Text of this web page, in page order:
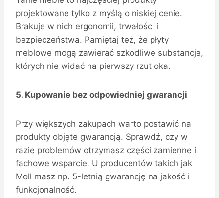
projektowane tylko z myślą o niskiej cenie.
Brakuje w nich ergonomii, trwałości i
bezpieczeństwa. Pamiętaj też, że płyty
meblowe mogą zawierać szkodliwe substancje,
których nie widać na pierwszy rzut oka.
5. Kupowanie bez odpowiedniej gwarancji
Przy większych zakupach warto postawić na
produkty objęte gwarancją. Sprawdź, czy w
razie problemów otrzymasz części zamienne i
fachowe wsparcie. U producentów takich jak
Moll masz np. 5-letnią gwarancję na jakość i
funkcjonalność.